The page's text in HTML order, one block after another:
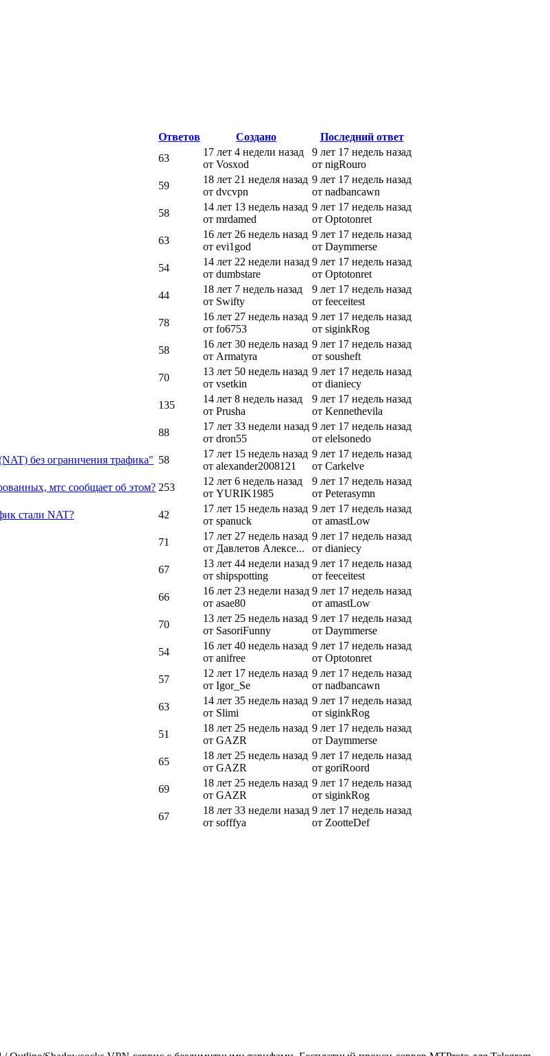
Ответов Создано
Последний ответ
63
17 лет 4 недели назад
от Vosxod
9 лет 17 недель назад
от nigRouro
59
18 лет 21 неделя назад
от dvcvpn
9 лет 17 недель назад
от nadbancawn
58
14 лет 13 недель назад
от mrdamed
9 лет 17 недель назад
от Optotonret
63
16 лет 26 недель назад
от evi1god
9 лет 17 недель назад
от Daymmerse
54
14 лет 22 недели назад
от dumbstare
9 лет 17 недель назад
от Optotonret
44
18 лет 7 недель назад
от Swifty
9 лет 17 недель назад
от feeceitest
78
16 лет 27 недель назад
от fo6753
9 лет 17 недель назад
от siginkRog
58
16 лет 30 недель назад
от Armatyra
9 лет 17 недель назад
от sousheft
70
13 лет 50 недель назад
от vsetkin
9 лет 17 недель назад
от dianiecy
135
14 лет 8 недель назад
от Prusha
9 лет 17 недель назад
от Kennethevila
88
17 лет 33 недели назад
от dron55
9 лет 17 недель назад
от elelsonedo
без ограничения трафика" 58
17 лет 15 недель назад
от alexander2008121
9 лет 17 недель назад
от Carkelve
мтс сообщает об этом? 253
12 лет 6 недель назад
от YURIK1985
9 лет 17 недель назад
от Peterasymn
стали NAT?
42
17 лет 15 недель назад
от spanuck
9 лет 17 недель назад
от amastLow
71
17 лет 27 недель назад
от Давлетов Алексе...
9 лет 17 недель назад
от dianiecy
67
13 лет 44 недели назад
от shipspotting
9 лет 17 недель назад
от feeceitest
66
16 лет 23 недели назад
от asae80
9 лет 17 недель назад
от amastLow
70
13 лет 25 недель назад
от SasoriFunny
9 лет 17 недель назад
от Daymmerse
54
16 лет 40 недель назад
от anifree
9 лет 17 недель назад
от Optotonret
57
12 лет 17 недель назад
от Igor_Se
9 лет 17 недель назад
от nadbancawn
63
14 лет 35 недель назад
от Slimi
9 лет 17 недель назад
от siginkRog
51
18 лет 25 недель назад
от GAZR
9 лет 17 недель назад
от Daymmerse
65
18 лет 25 недель назад
от GAZR
9 лет 17 недель назад
от goriRoord
69
18 лет 25 недель назад
от GAZR
9 лет 17 недель назад
от siginkRog
67
18 лет 33 недели назад
от sofffya
9 лет 17 недель назад
от ZootteDef